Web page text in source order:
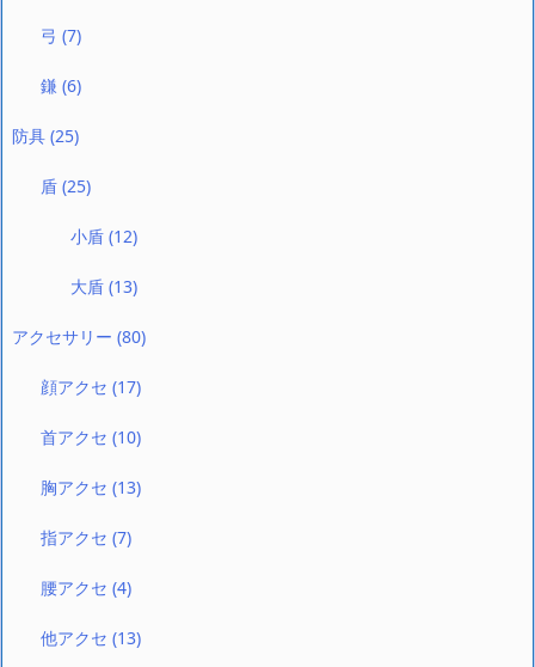
弓(7)
鎌(6)
防具 (25)
盾(25)
小盾 (12)
大盾 (13)
アクセサリー (80)
顔アクセ(17)
首アクセ(10)
胸アクセ(13)
指アクセ(7)
腰アクセ(4)
他アクセ(13)